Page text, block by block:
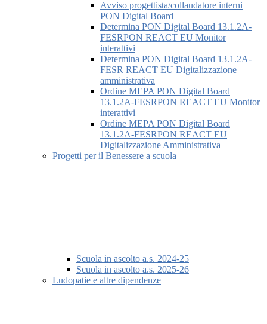
Avviso progettista/collaudatore interni
PON Digital Board
Determina PON Digital Board 13.1.2A-
FESRPON REACT EU Monitor
interattivi
Determina PON Digital Board 13.1.2A-
FESR REACT EU Digitalizzazione
amministrativa
Ordine MEPA PON Digital Board
13.1.2A-FESRPON REACT EU Monitor
interattivi
Ordine MEPA PON Digital Board
13.1.2A-FESRPON REACT EU
Digitalizzazione Amministrativa
Progetti per il Benessere a scuola
Scuola in ascolto a.s. 2024-25
Scuola in ascolto a.s. 2025-26
Ludopatie e altre dipendenze